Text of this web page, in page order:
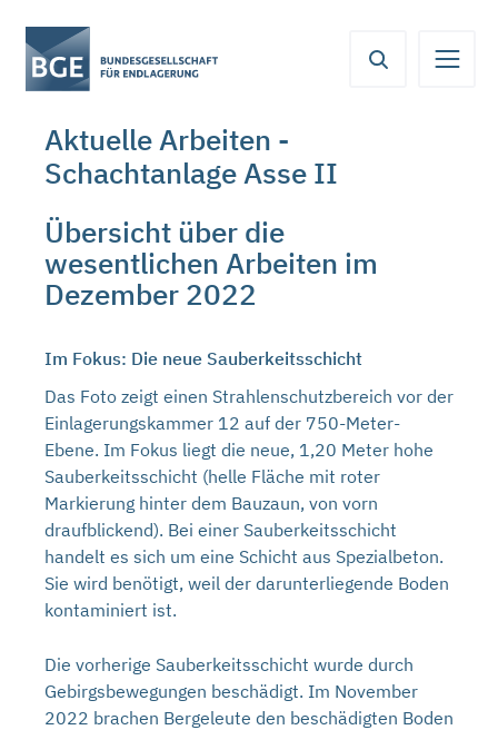
aus
folgenden
Bereichen
springen:
Inhaltsbereich
Navigation
Metamenü
Servicemenü
Aktuelle Arbeiten -
Schachtanlage Asse II
Übersicht über die
wesentlichen Arbeiten im
Dezember 2022
Im Fokus: Die neue Sauberkeitsschicht
Das Foto zeigt einen Strahlenschutzbereich vor der
Einlagerungskammer 12 auf der 750-Meter-
Ebene. Im Fokus liegt die neue, 1,20 Meter hohe
Sauberkeitsschicht (helle Fläche mit roter
Markierung hinter dem Bauzaun, von vorn
draufblickend). Bei einer Sauberkeitsschicht
handelt es sich um eine Schicht aus Spezialbeton.
Sie wird benötigt, weil der darunterliegende Boden
kontaminiert ist.
Die vorherige Sauberkeitsschicht wurde durch
Gebirgsbewegungen beschädigt. Im November
2022 brachen Bergeleute den beschädigten Boden